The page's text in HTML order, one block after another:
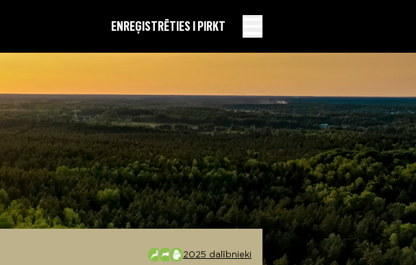
ENREĢISTRĒTIES I PIRKT
2025 dalībnieki